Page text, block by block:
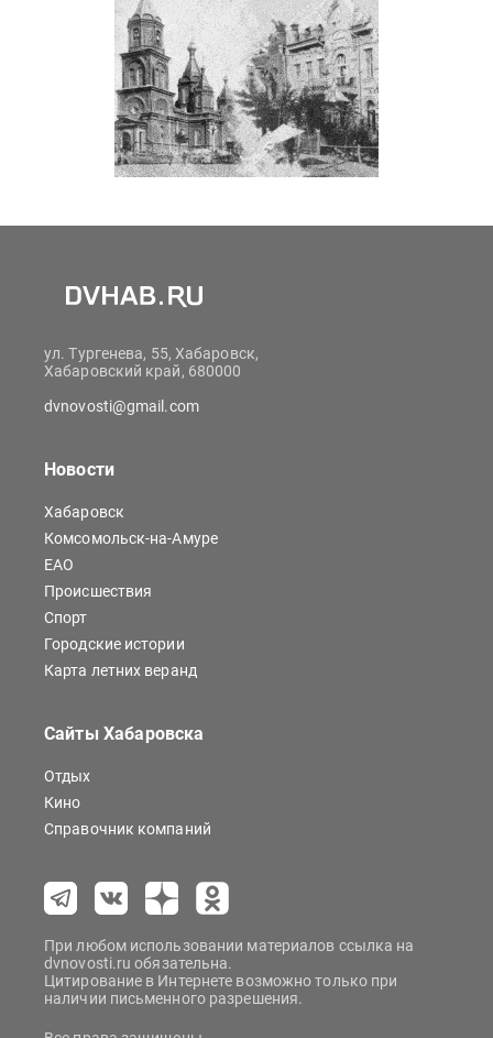
ул. Тургенева, 55, Хабаровск,
Хабаровский край, 680000
dvnovosti@gmail.com
Новости
Хабаровск
Комсомольск-на-Амуре
ЕАО
Происшествия
Спорт
Городские истории
Карта летних веранд
Сайты Хабаровска
Отдых
Кино
Справочник компаний
При любом использовании материалов ссылка на
dvnovosti.ru обязательна.
Цитирование в Интернете возможно только при
наличии письменного разрешения.